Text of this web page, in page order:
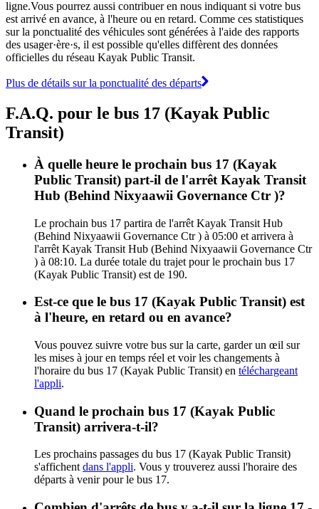
ligne.Vous pourrez aussi contribuer en nous indiquant si votre bus
est arrivé en avance, à l'heure ou en retard. Comme ces statistiques
sur la ponctualité des véhicules sont générées à l'aide des rapports
des usager·ère·s, il est possible qu'elles diffèrent des données
officielles du réseau Kayak Public Transit.
Plus de détails sur la ponctualité des départs
F.A.Q. pour le bus 17 (Kayak Public
Transit)
À quelle heure le prochain bus 17 (Kayak
Public Transit) part-il de l'arrêt Kayak Transit
Hub (Behind Nixyaawii Governance Ctr )?
Le prochain bus 17 partira de l'arrêt Kayak Transit Hub
(Behind Nixyaawii Governance Ctr ) à 05:00 et arrivera à
l'arrêt Kayak Transit Hub (Behind Nixyaawii Governance Ctr
) à 08:10. La durée totale du trajet pour le prochain bus 17
(Kayak Public Transit) est de 190.
Est-ce que le bus 17 (Kayak Public Transit) est
à l'heure, en retard ou en avance?
Vous pouvez suivre votre bus sur la carte, garder un œil sur
les mises à jour en temps réel et voir les changements à
l'horaire du bus 17 (Kayak Public Transit) en téléchargeant
l'appli.
Quand le prochain bus 17 (Kayak Public
Transit) arrivera-t-il?
Les prochains passages du bus 17 (Kayak Public Transit)
s'affichent dans l'appli. Vous y trouverez aussi l'horaire des
départs à venir pour le bus 17.